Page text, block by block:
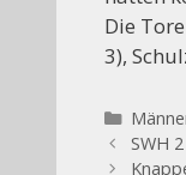
Die
3),
SWH